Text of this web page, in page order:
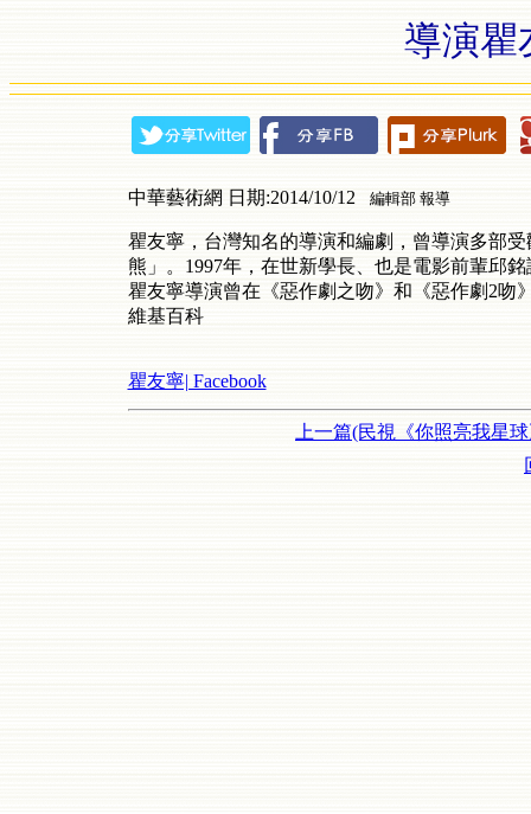
導演瞿
中華藝術網 日期:2014/10/12 編輯部 報導
瞿友寧，台灣知名的導演和編劇，曾導演多部
熊」。 1997年，在世新學長、也是電影前輩邱
瞿友寧導演曾在《惡作劇之吻》和《惡作劇2吻
維基百科
瞿友寧| Facebook
上一篇(民視《你照亮我星